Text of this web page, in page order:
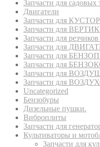
Запчасти для садовых
Двигатели
Запчасти для
Запчасти для
Запчасти для
Запчасти для
Запчасти для
Запчасти для
Запчасти для
Запчасти для
Uncategorized
Бензобуры
Дизельные пушки.
Виброплиты
Запчасти для
Культиваторы и
Запчасти для